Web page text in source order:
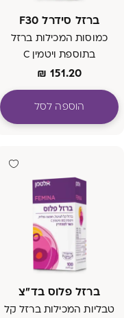
ברזל סידרל F30
כמוסות המכילות ברזל
בתוספת ויטמין C
₪ 151.20
הוספה לסל
ברזל פלוס בד"צ
טבליות המכילות ברזל קל